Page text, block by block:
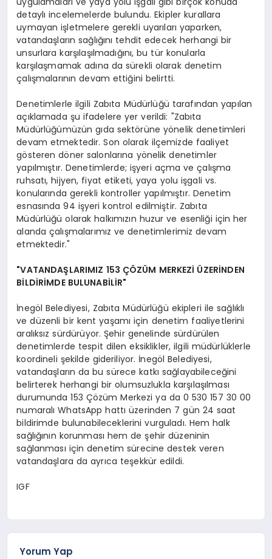
detaylı incelemelerde bulundu. Ekipler kurallara
uymayan işletmelere gerekli uyarıları yaparken,
vatandaşların sağlığını tehdit edecek herhangi bir
unsurlara karşılaşılmadığını, bu tür konularla
karşılaşmamak adına da sürekli olarak denetim
çalışmalarının devam ettiğini belirtti.
Denetimlerle ilgili Zabıta Müdürlüğü tarafından yapılan
açıklamada şu ifadelere yer verildi: "Zabıta
Müdürlüğümüzün gıda sektörüne yönelik denetimleri
devam etmektedir. Son olarak ilçemizde faaliyet
gösteren döner salonlarına yönelik denetimler
yapılmıştır. Denetimlerde; işyeri açma ve çalışma
ruhsatı, hijyen, fiyat etiketi, yaya yolu işgali vs.
konularında gerekli kontroller yapılmıştır. Denetim
esnasında 94 işyeri kontrol edilmiştir. Zabıta
Müdürlüğü olarak halkımızın huzur ve esenliği için her
alanda çalışmalarımız ve denetimlerimiz devam
etmektedir."
"VATANDAŞLARIMIZ 153 ÇÖZÜM MERKEZİ ÜZERİNDEN
BİLDİRİMDE BULUNABİLİR"
İnegöl Belediyesi, Zabıta Müdürlüğü ekipleri ile sağlıklı
ve düzenli bir kent yaşamı için denetim faaliyetlerini
aralıksız sürdürüyor. Şehir genelinde sürdürülen
denetimlerde tespit dilen eksiklikler, ilgili müdürlüklerle
koordineli şekilde gideriliyor. İnegöl Belediyesi,
vatandaşların da bu sürece katkı sağlayabileceğini
belirterek herhangi bir olumsuzlukla karşılaşılması
durumunda 153 Çözüm Merkezi ya da 0 530 157 30 00
numaralı WhatsApp hattı üzerinden 7 gün 24 saat
bildirimde bulunabileceklerini vurguladı. Hem halk
sağlığının korunması hem de şehir düzeninin
sağlanması için denetim sürecine destek veren
vatandaşlara da ayrıca teşekkür edildi.
IGF
Yorum Yap